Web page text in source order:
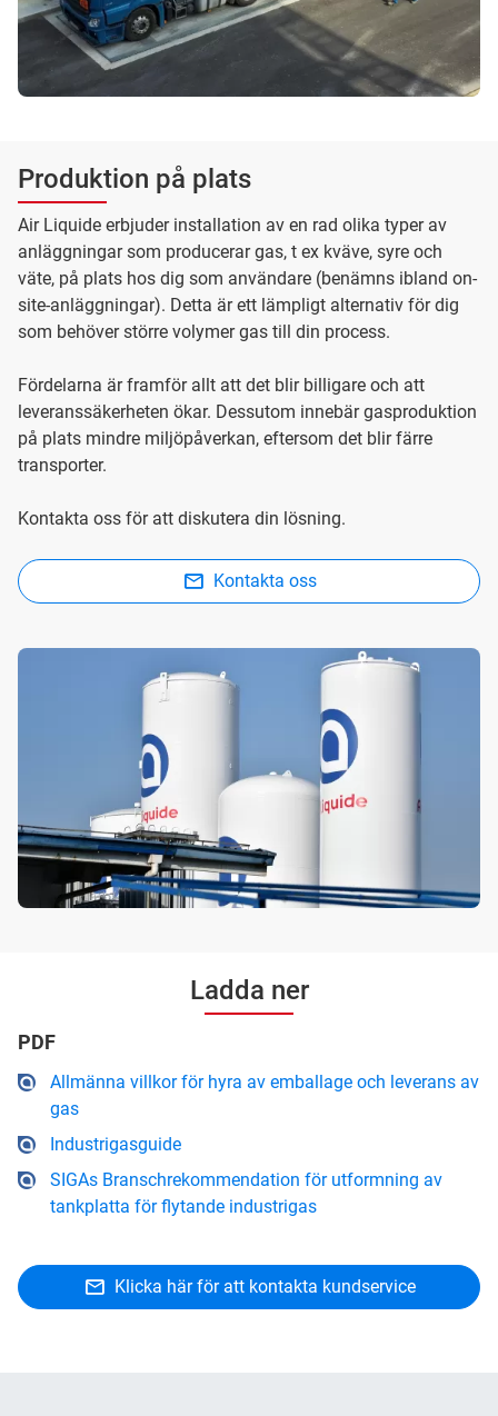
Produktion på plats
Air Liquide erbjuder installation av en rad olika typer av
anläggningar som producerar gas, t ex kväve, syre och
väte, på plats hos dig som användare (benämns ibland on-
site-anläggningar). Detta är ett lämpligt alternativ för dig
som behöver större volymer gas till din process.
Fördelarna är framför allt att det blir billigare och att
leveranssäkerheten ökar. Dessutom innebär gasproduktion
på plats mindre miljöpåverkan, eftersom det blir färre
transporter.
Kontakta oss för att diskutera din lösning.
Kontakta oss
Ladda ner
PDF
Allmänna villkor för hyra av emballage och leverans av
gas
Industrigasguide
SIGAs Branschrekommendation för utformning av
tankplatta för flytande industrigas
Klicka här för att kontakta kundservice